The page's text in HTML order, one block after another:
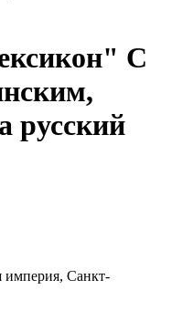
С
русский
империя, Санкт-